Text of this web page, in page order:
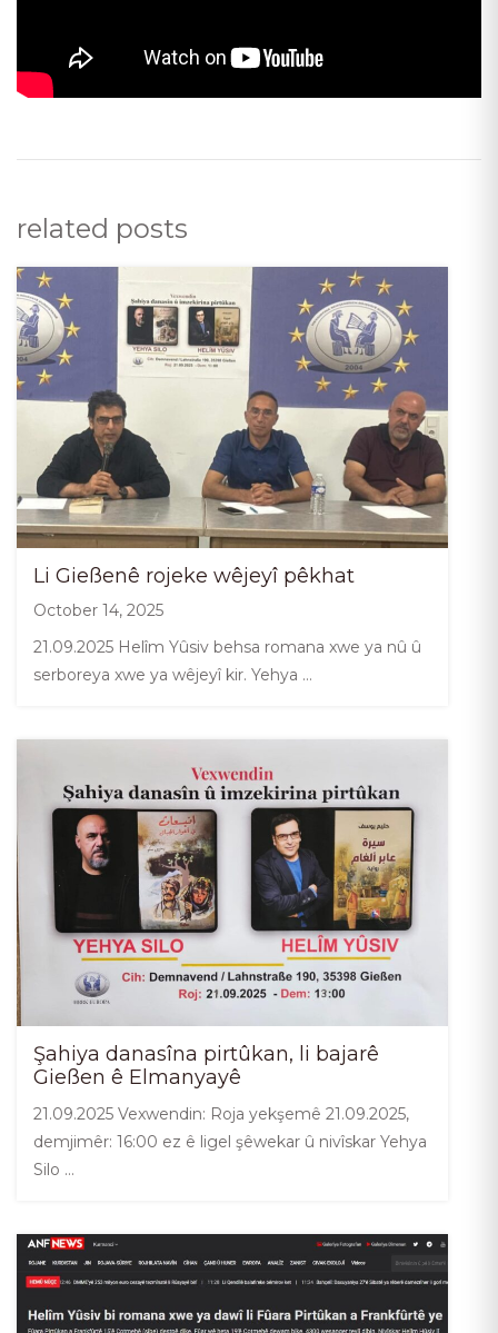
related posts
Li Gießenê rojeke wêjeyî pêkhat
October 14, 2025
21.09.2025 Helîm Yûsiv behsa romana xwe ya nû û
serboreya xwe ya wêjeyî kir. Yehya …
Şahiya danasîna pirtûkan, li bajarê
Gießen ê Elmanyayê
21.09.2025 Vexwendin: Roja yekşemê 21.09.2025,
demjimêr: 16:00 ez ê ligel şêwekar û nivîskar Yehya
Silo …